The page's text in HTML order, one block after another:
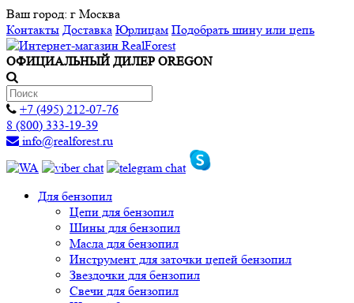
Ваш город: г Москва
Контакты Доставка Юрлицам Подобрать шину или цепь
ОФИЦИАЛЬНЫЙ ДИЛЕР OREGON
+7 (495) 212-07-76
8 (800) 333-19-39
info@realforest.ru
Для бензопил
Цепи для бензопил
Шины для бензопил
Масла для бензопил
Инструмент для заточки цепей бензопил
Звездочки для бензопил
Свечи для бензопил